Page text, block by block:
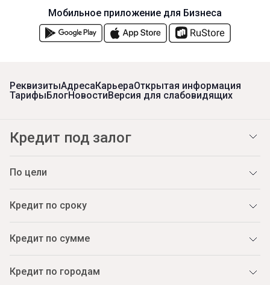
РеквизитыАдресаКарьераОткрытая информация
ТарифыБлогНовостиВерсия для слабовидящих
Кредит под залог
По цели
Кредит по сроку
Кредит по сумме
Кредит по городам
Мобильное приложение для Бизнеса